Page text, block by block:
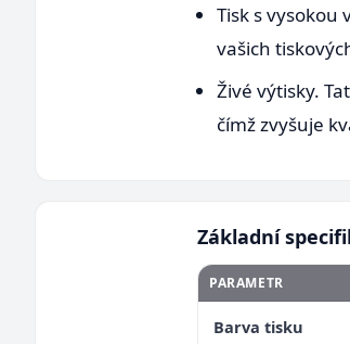
Tisk s vysokou
vašich
Živé výtisky.
čímž zvyšuje
Základní
PARAMETR
Barva tisku